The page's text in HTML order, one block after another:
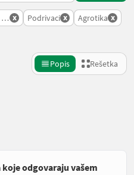
Tanjurace I Dr
x Podrivaci x Agrotika x
Popis Rešetka
odgovaraju vašem